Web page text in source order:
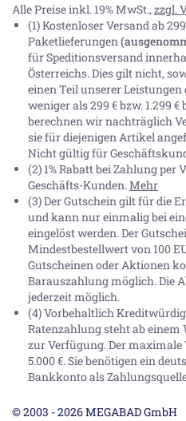
Alle Preise inkl. 19% MwSt., zzgl.
(1) Kostenloser Versand ab
Paketlieferungen
für Speditionsversand
Österreichs. Dies gilt nicht,
einen Teil unserer
weniger als 299 € bzw. 1.299
berechnen wir nachträglich
sie für diejenigen Artikel
Nicht gültig für
(2) 1% Rabatt bei Zahlung
Geschäfts-Kunden.Mehr
(3) Der Gutschein gilt für die
und kann nur einmalig bei
eingelöst werden. Der
Mindestbestellwert von 100
Gutscheinen oder Aktionen
Barauszahlung möglich. Die
jederzeit möglich.
(4) Vorbehaltlich
Ratenzahlung steht ab
zur Verfügung. Der
5.000 €. Sie benötigen ein
Bankkonto als
© 2003 - 2026 MEGABAD GmbH